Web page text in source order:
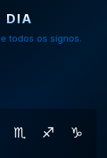
DIA
todos os signos.
♏ ♐ ♑